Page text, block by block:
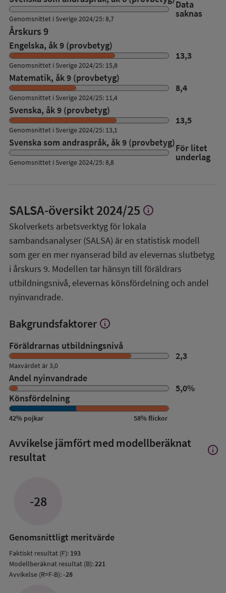
Data
saknas
Genomsnittet i Sverige 2024/25: 8,7
Årskurs 9
Engelska, åk 9 (provbetyg)
13,3
Genomsnittet i Sverige 2024/25: 15,8
Matematik, åk 9 (provbetyg)
8,4
Genomsnittet i Sverige 2024/25: 11,4
Svenska, åk 9 (provbetyg)
13,5
Genomsnittet i Sverige 2024/25: 13,1
Svenska som andraspråk, åk 9 (provbetyg)För litet
underlag
Genomsnittet i Sverige 2024/25: 8,8
SALSA-översikt2024/25 Visa
om
SALSA-
översikt
info
Skolverkets arbetsverktyg för lokala
sambandsanalyser (SALSA) är en statistisk modell
som ger en mer nyanserad bild av elevernas slutbetyg
i årskurs 9. Modellen tar hänsyn till föräldrars
utbildningsnivå, elevernas könsfördelning och andel
nyinvandrade.
Bakgrundsfaktorer Visa
om
Bakgrundsfaktorer
info
Föräldrarnas utbildningsnivå
2,3
Maxvärdet är 3,0
Andel nyinvandrade
5,0%
Könsfördelning
42% pojkar 58%flickor
Avvikelse jämfört med modellberäknat
resultat
Visa
info
-28
Genomsnittligt meritvärde
Faktiskt resultat (F): 193
Modellberäknat resultat (B):221
Avvikelse (R=F-B):-28